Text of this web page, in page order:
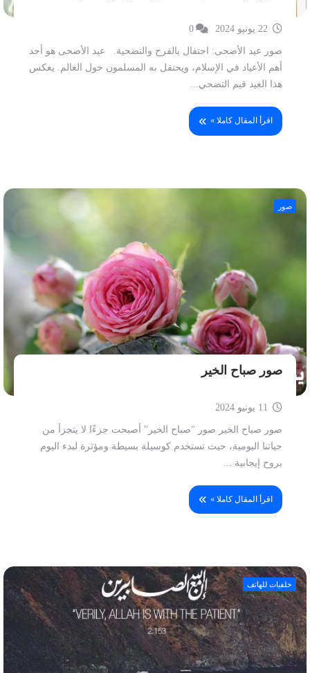
0
صور عيد الأضحى: احتفال بالفرح والتضحية. عيد الأضحى هو أحد
أهم الأعياد في الإسلام، ويحتفل به المسلمون حول العالم. يعكس
هذا العيد قيم التضحي...
اقرأ المقال كاملا »
صور
صور صباح الخير
صور صباح الخير صور "صباح الخير" أصبحت جزءًا لا يتجزأ من
حياتنا اليومية، حيث تستخدم كوسيلة بسيطة ومؤثرة لبدء اليوم
بروح إيجابية ...
اقرأ المقال كاملا »
خلفيات للهاتف